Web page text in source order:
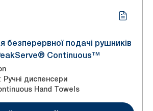
безперервної подачі рушників
Continuous™
: Ручні диспенсери
Hand Towels